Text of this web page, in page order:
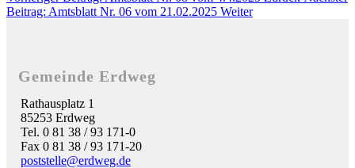
Beitrag: Amtsblatt Nr. 06 vom 21.02.2025 Weiter
Gemeinde Erdweg
Rathausplatz 1
85253 Erdweg
Tel. 0 81 38 / 93 171-0
Fax 0 81 38 / 93 171-20
poststelle@erdweg.de